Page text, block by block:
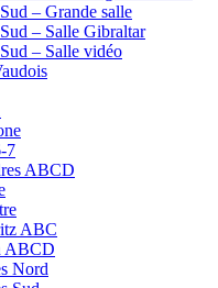
– Grande salle
– Salle Gibraltar
– Salle vidéo
7
ABCD
ABC
ABCD
Nord